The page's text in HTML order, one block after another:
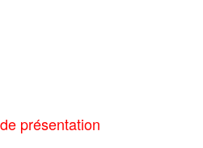
présentation